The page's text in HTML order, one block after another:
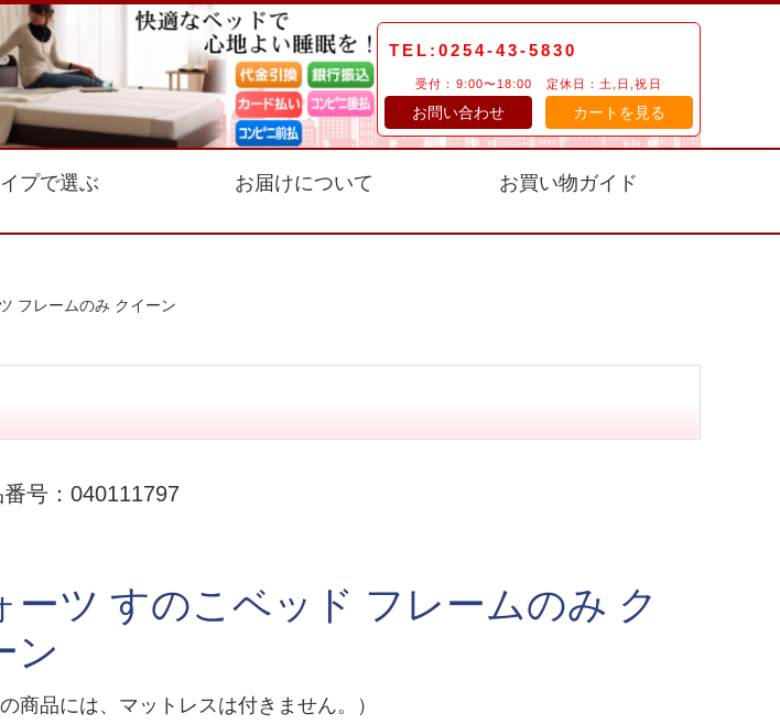
TEL:0254-43-5830
受付：9:00〜18:00 定休日：土,日,祝日
お問い合わせ カートを見る
プで選ぶ お届けについて お買い物ガイド
フレームのみ クイーン
号：040111797
ーツ すのこベッド フレームのみ ク
ン
の商品には、マットレスは付きません。）